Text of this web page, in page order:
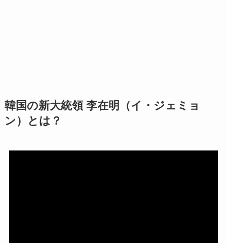
韓国の新大統領 李在明（イ・ジェミョ
ン）とは？